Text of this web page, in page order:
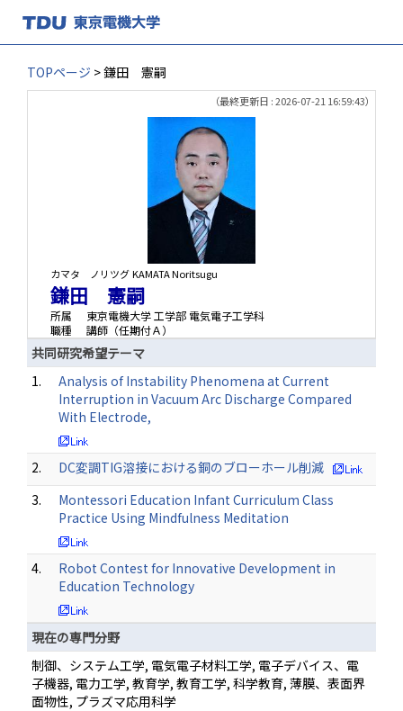
TOPページ > 鎌田 憲嗣
（最終更新日 : 2026-07-21 16:59:43）
カマタ ノリツグKAMATA Noritsugu
鎌田 憲嗣
所属
東京電機大学 工学部 電気電子工学科
職種
講師（任期付Ａ）
共同研究希望テーマ
1.
Analysis of Instability Phenomena at Current
Interruption in Vacuum Arc Discharge Compared
With Electrode,
2.
DC変調TIG溶接における銅のブローホール削減
3.
Montessori Education Infant Curriculum Class
Practice Using Mindfulness Meditation
4.
Robot Contest for Innovative Development in
Education Technology
現在の専門分野
制御、システム工学, 電気電子材料工学, 電子デバイス、電
子機器, 電力工学, 教育学, 教育工学, 科学教育, 薄膜、表面界
面物性, プラズマ応用科学